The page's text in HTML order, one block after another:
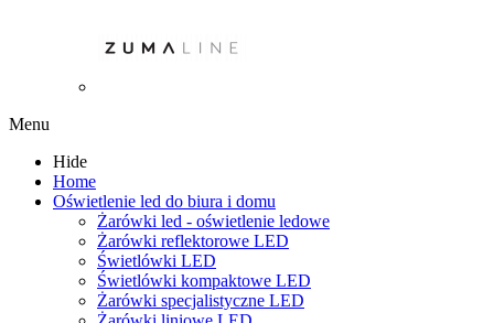
Menu
Hide
Home
Oświetlenie led do biura i domu
Żarówki led - oświetlenie ledowe
Żarówki reflektorowe LED
Świetlówki LED
Świetlówki kompaktowe LED
Żarówki specjalistyczne LED